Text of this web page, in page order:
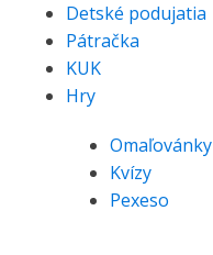
Detské podujatia
Pátračka
KUK
Hry
Omaľovánky
Kvízy
Pexeso